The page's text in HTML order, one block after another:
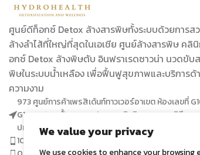
We value your privacy
We use cookies to enhance your browsing
ศูนย์ดีท็อกซ์ Detox ล้างสารพิษทั้งระบบด้วยการส
ล้างลำไส้ที่ใหญ่ที่สุดในเอเชีย ศูนย์ล้างสารพิษ คลิ
อกซ์ Detox ล้างพิษตับ อินฟราเรดซาวน่า นวดขับ
พิษในระบบน้ำเหลือง เพื่อฟื้นฟูสุขภาพและบริการด้
ความงาม
973 ศูนย์การค้าเพรสิเด้นท์ทาวเวอร์อาเขต ห้องเลขที่
G103, G104 ชั้น Ground ถนนเพลินจิต แขวงลุมพินี เขต
ปทุมวัน กรุงเทพมหานคร 10330
10.00 – 20.00 hrs. (Open every day)